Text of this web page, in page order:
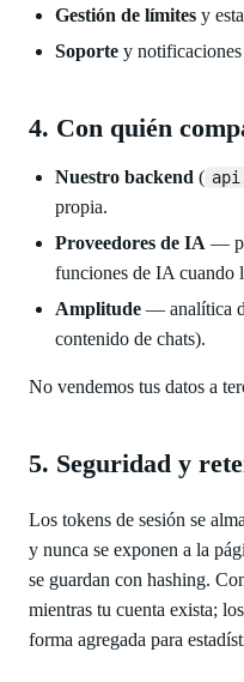
Gestión de límites y
Soporte y notificaciones
4. Con quién
Nuestro backend (
propia.
Proveedores de IA —
funciones de IA cuando
Amplitude — analítica
contenido de chats).
No vendemos tus datos a
5. Seguridad y
Los tokens de sesión se
y nunca se exponen a la
se guardan con hashing.
mientras tu cuenta exista;
forma agregada para